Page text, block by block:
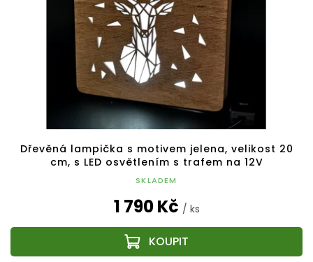
Dřevěná lampička s motivem jelena, velikost 20
cm, s LED osvětlením s trafem na 12V
SKLADEM
1 790 Kč / ks